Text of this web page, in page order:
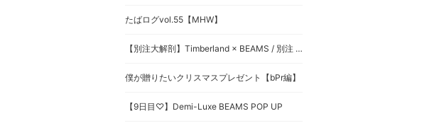
たばログvol.55【MHW】
【別注大解剖】Timberland × BEAMS / 別注 6inch Premium Boots Vibram GORE-TEX
僕が贈りたいクリスマスプレゼント【bPr編】
【9日目♡】Demi-Luxe BEAMS POP UP